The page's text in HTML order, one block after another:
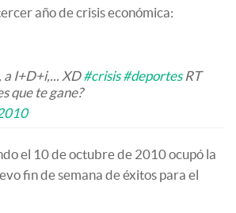
año de crisis económica:
a I+D+i,... XD#crisis #deportesRT
que te gane?
el 10 de octubre de 2010 ocupó la
fin de semana de éxitos para el